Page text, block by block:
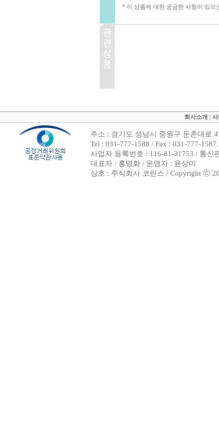
* 이 상품에 대한 궁금한 사항이 있
회사소개
주소 : 경기도 성남시 중원구 둔촌대로
Tel : 031-777-1588 / Fax : 031-777-
사업자 등록번호 : 116-81-31753 / 통신
대표자 : 홍영화 / 운영자 : 윤상미
상호 : 주식회사 코린스 / Copyright ⓒ